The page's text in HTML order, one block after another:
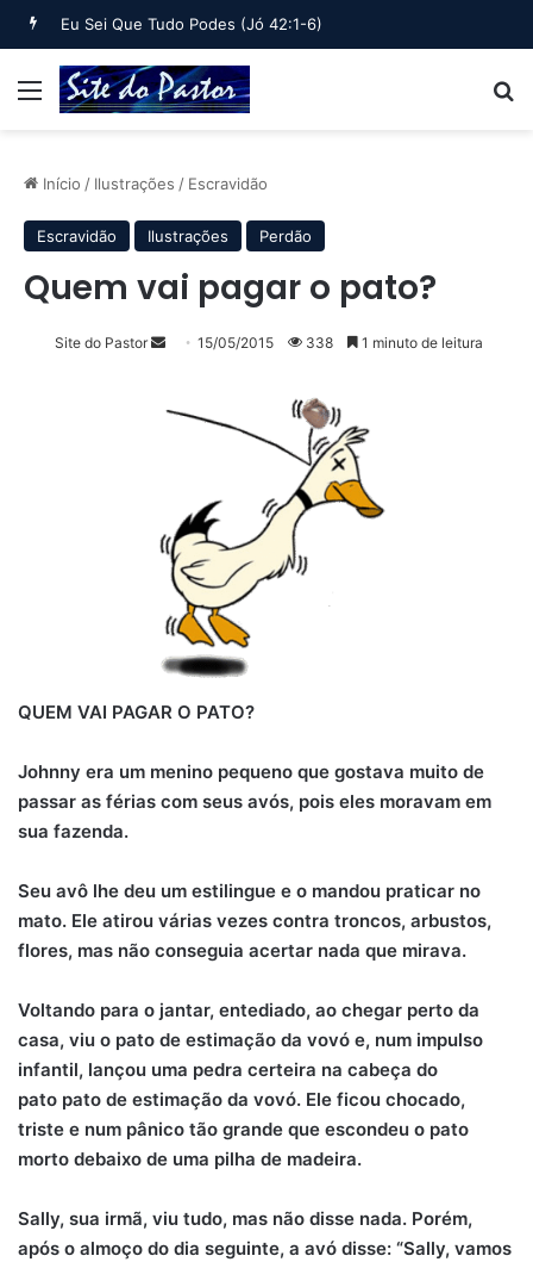
Eu Sei Que Tudo Podes (Jó 42:1-6)
Menu
Início / Ilustrações / Escravidão
Escravidão Ilustrações Perdão
Quem vai pagar o pato?
Site do Pastor
Mande15/05/2015 338 1 minuto de leitura
QUEM VAI PAGAR O PATO?
Johnny era um menino pequeno que gostava muito de
passar as férias com seus avós, pois eles moravam em
sua fazenda.
Seu avô lhe deu um estilingue e o mandou praticar no
mato. Ele atirou várias vezes contra troncos, arbustos,
flores, mas não conseguia acertar nada que mirava.
Voltando para o jantar, entediado, ao chegar perto da
casa, viu o pato de estimação da vovó e, num impulso
infantil, lançou uma pedra certeira na cabeça do
pato pato de estimação da vovó. Ele ficou chocado,
triste e num pânico tão grande que escondeu o pato
morto debaixo de uma pilha de madeira.
Sally, sua irmã, viu tudo, mas não disse nada. Porém,
após o almoço do dia seguinte, a avó disse: “Sally, vamos